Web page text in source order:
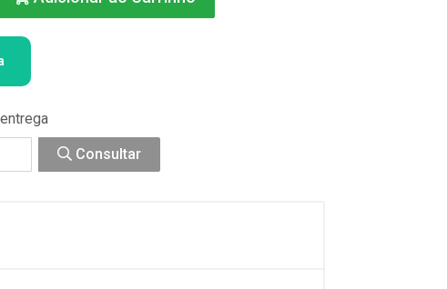
Consultar